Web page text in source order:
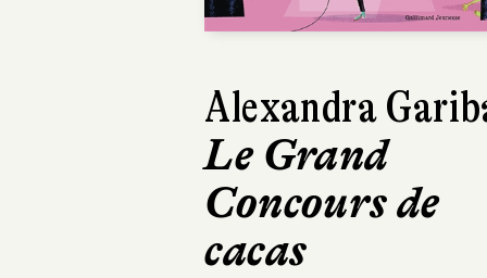
Alexandra
Le Grand
Concours de
cacas
Laëtitia
Les
Byton
3